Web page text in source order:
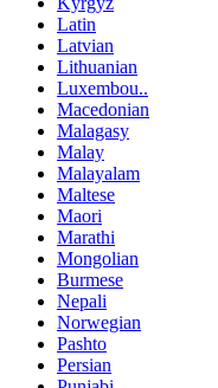
Latin
Latvian
Lithuanian
Luxembou..
Macedonian
Malagasy
Malay
Malayalam
Maltese
Maori
Marathi
Mongolian
Burmese
Nepali
Norwegian
Pashto
Persian